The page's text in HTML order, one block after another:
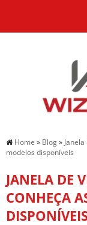
Home » Blog»
modelos disponíveis
JANELA DE
CONHEÇA